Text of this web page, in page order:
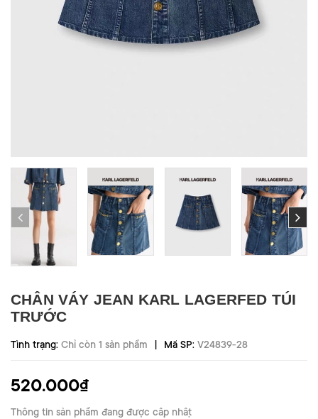
CHÂN VÁY JEAN KARL LAGERFED TÚI
TRƯỚC
Tình trạng: Chỉ còn 1 sản phẩm | Mã SP: V24839-28
520.000₫
Thông tin sản phẩm đang được cập nhật